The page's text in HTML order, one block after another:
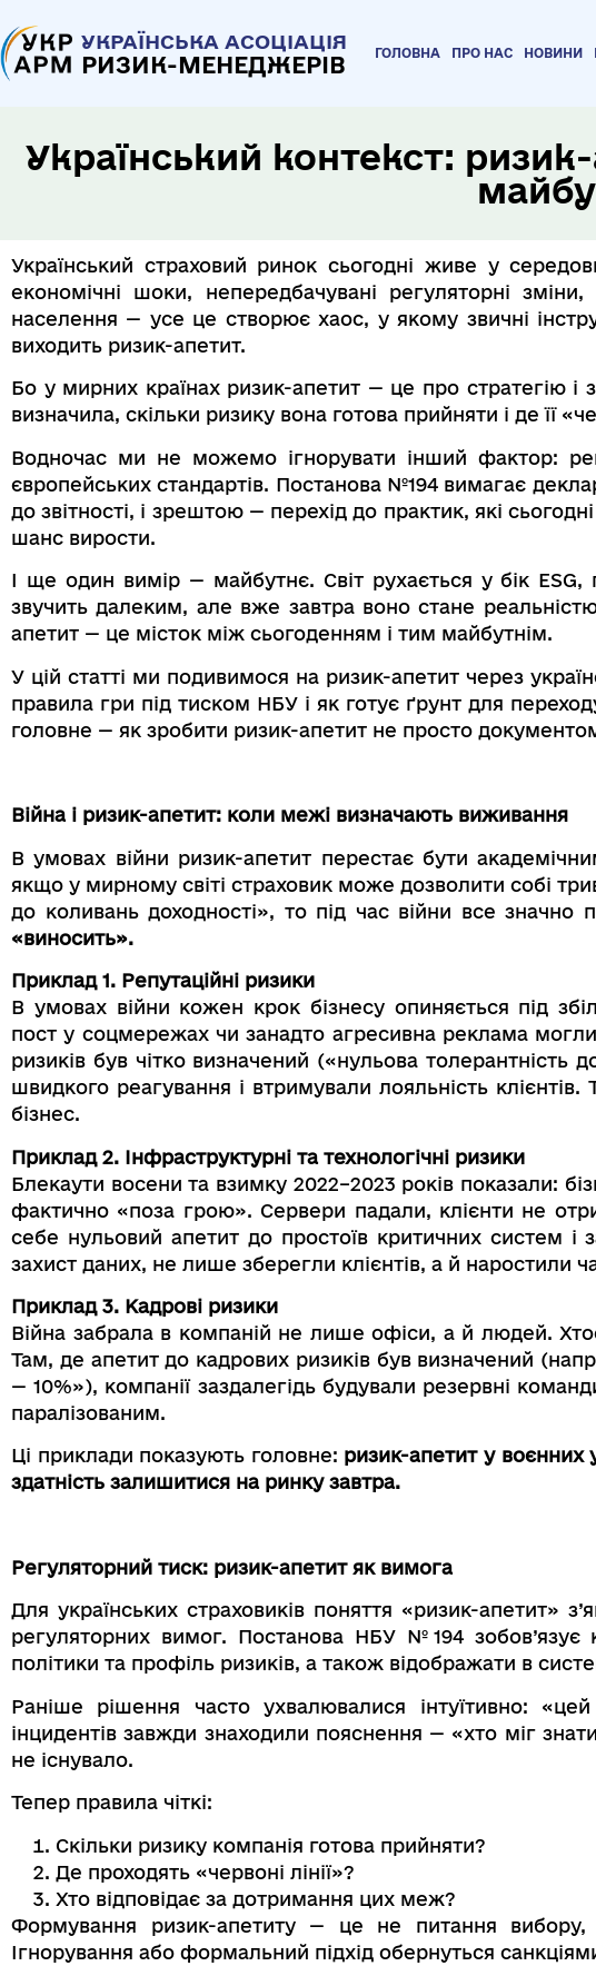
УКРАЇНСЬКА АСОЦІАЦІЯ
РИЗИК-МЕНЕДЖЕРІВ ГОЛОВНА ПРО НАС НОВИНИ
Український контекст:
Український страховий ринок сьогодні живе у
економічні шоки, непередбачувані регуляторні
населення — усе це створює хаос, у якому звичні
виходить ризик-апетит.
Бо у мирних країнах ризик-апетит — це про стратегію і
визначила, скільки ризику вона готова прийняти і де її
Водночас ми не можемо ігнорувати інший фактор:
європейських стандартів. Постанова №194 вимагає
до звітності, і зрештою — перехід до практик, які
шанс вирости.
І ще один вимір — майбутнє. Світ рухається у бік ESG,
звучить далеким, але вже завтра воно стане
апетит — це місток між сьогоденням і тим майбутнім.
У цій статті ми подивимося на ризик-апетит через
правила гри під тиском НБУ і як готує ґрунт для
головне — як зробити ризик-апетит не просто
Війна і ризик-апетит: коли межі визначають виживання
В умовах війни ризик-апетит перестає бути
якщо у мирному світі страховик може дозволити собі
до коливань доходності», то під час війни все
«виносить».
Приклад 1. Репутаційні ризики
В умовах війни кожен крок бізнесу опиняється під
пост у соцмережах чи занадто агресивна реклама
ризиків був чітко визначений («нульова
швидкого реагування і втримували лояльність
бізнес.
Приклад 2. Інфраструктурні та технологічні ризики
Блекаути восени та взимку 2022–2023 років показали:
фактично «поза грою». Сервери падали, клієнти не
себе нульовий апетит до простоїв критичних систем і
захист даних, не лише зберегли клієнтів, а й наростили
Приклад 3. Кадрові ризики
Війна забрала в компаній не лише офіси, а й людей.
Там, де апетит до кадрових ризиків був визначений
— 10%»), компанії заздалегідь будували резервні
паралізованим.
Ці приклади показують головне: ризик-апетит у
здатність залишитися на ринку завтра.
Регуляторний тиск: ризик-апетит як вимога
Для українських страховиків поняття «ризик-апетит»
регуляторних вимог. Постанова НБУ №194 зобов’язує
політики та профіль ризиків, а також відображати в
Раніше рішення часто ухвалювалися інтуїтивно:
інцидентів завжди знаходили пояснення — «хто міг
не існувало.
Тепер правила чіткі:
Скільки ризику компанія готова прийняти?
Де проходять «червоні лінії»?
Хто відповідає за дотримання цих меж?
Формування ризик-апетиту — це не питання
Ігнорування або формальний підхід обернуться